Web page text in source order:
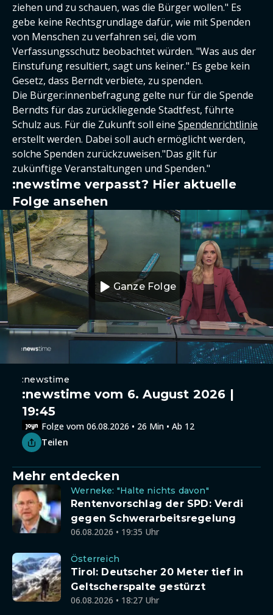
ziehen und zu schauen, was die Bürger wollen." Es
gebe keine Rechtsgrundlage dafür, wie mit Spenden
von Menschen zu verfahren sei, die vom
Verfassungsschutz beobachtet würden. "Was aus der
Einstufung resultiert, sagt uns keiner." Es gebe kein
Gesetz, dass Berndt verbiete, zu spenden.
Die Bürger:innenbefragung gelte nur für die Spende
Berndts für das zurückliegende Stadtfest, führte
Schulz aus. Für die Zukunft soll eine Spendenrichtlinie
erstellt werden. Dabei soll auch ermöglicht werden,
solche Spenden zurückzuweisen."Das gilt für
zukünftige Veranstaltungen und Spenden."
:newstime verpasst? Hier aktuelle
Folge ansehen
Ganze Folge
:newstime
:newstime vom 6. August 2026 |
19:45
Folge vom 06.08.2026 • 26 Min • Ab 12
Teilen
Mehr entdecken
Werneke: "Halte nichts davon"
Rentenvorschlag der SPD: Verdi
gegen Schwerarbeitsregelung
06.08.2026 • 19:35 Uhr
Österreich
Tirol: Deutscher 20 Meter tief in
Geltscherspalte gestürzt
06.08.2026 • 18:27 Uhr